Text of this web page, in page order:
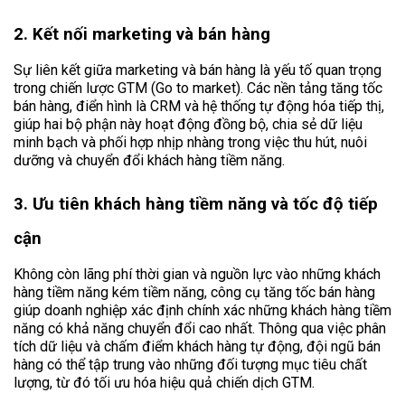
2. Kết nối marketing và bán hàng
Sự liên kết giữa marketing và bán hàng là yếu tố quan trọng
trong chiến lược GTM (Go to market). Các nền tảng tăng tốc
bán hàng, điển hình là CRM và hệ thống tự động hóa tiếp thị,
giúp hai bộ phận này hoạt động đồng bộ, chia sẻ dữ liệu
minh bạch và phối hợp nhịp nhàng trong việc thu hút, nuôi
dưỡng và chuyển đổi khách hàng tiềm năng.
3. Ưu tiên khách hàng tiềm năng và tốc độ tiếp
cận
Không còn lãng phí thời gian và nguồn lực vào những khách
hàng tiềm năng kém tiềm năng, công cụ tăng tốc bán hàng
giúp doanh nghiệp xác định chính xác những khách hàng tiềm
năng có khả năng chuyển đổi cao nhất. Thông qua việc phân
tích dữ liệu và chấm điểm khách hàng tự động, đội ngũ bán
hàng có thể tập trung vào những đối tượng mục tiêu chất
lượng, từ đó tối ưu hóa hiệu quả chiến dịch GTM.